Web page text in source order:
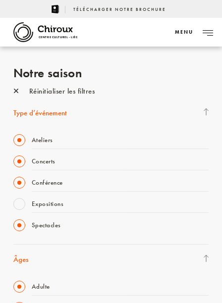
TÉLÉCHARGER NOTRE BROCHURE
CENTRE CULTUREL - LIÈGE
MENU
Notre saison
Réinitialiser les filtres
Type d’événement
Ateliers
Concerts
Conférence
Expositions
Spectacles
Âges
Adulte